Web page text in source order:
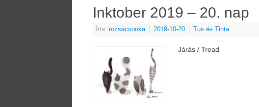
Inktober 2019 – 20. nap
Írta: rozsacsonka 2019-10-20 Tus és Tinta
Járás / Tread